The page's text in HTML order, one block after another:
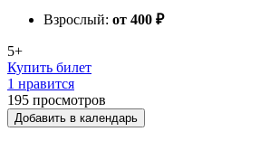
Взрослый: от 400 ₽
5+
Купить билет
1 нравится
195 просмотров
Добавить в календарь